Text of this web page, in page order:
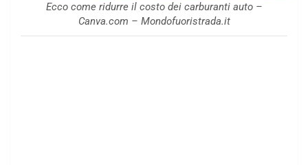
Ecco come ridurre il costo dei carburanti auto –
Canva.com – Mondofuoristrada.it